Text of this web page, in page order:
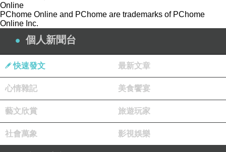
?
Online
PChome Online and PChome are trademarks of PChome
Online Inc.
個人新聞台
快速發文 最新文章
心情雜記 美食饗宴
藝文欣賞 旅遊玩家
社會萬象 影視娛樂